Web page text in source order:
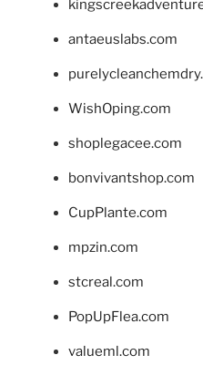
antaeuslabs.com
WishOping.com
shoplegacee.com
bonvivantshop.com
CupPlante.com
mpzin.com
stcreal.com
PopUpFlea.com
valueml.com